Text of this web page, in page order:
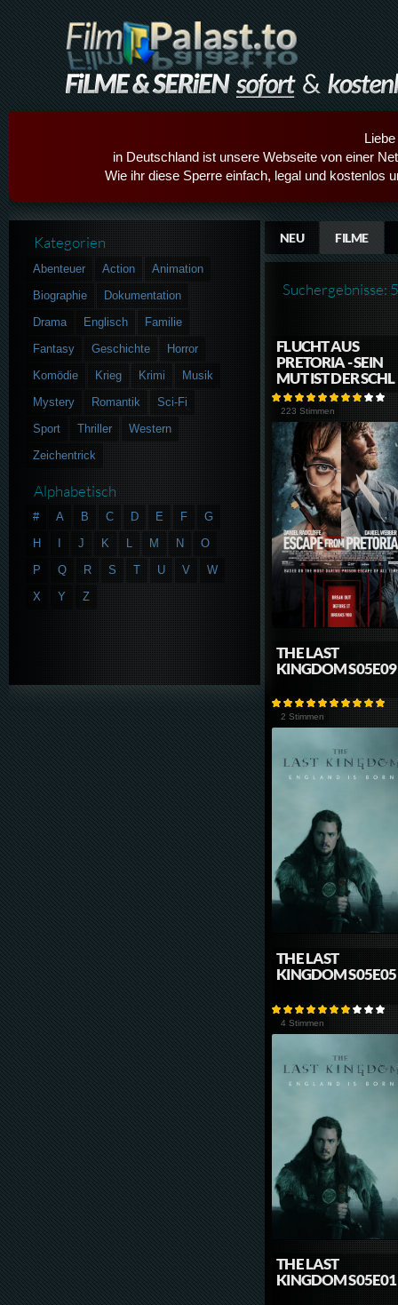
in Deutschland ist unsere Webseite von einer
Wie ihr diese Sperre einfach, legal und kostenlos
NEU FILME
Suchergebnisse:
FLUCHT AUS
PRETORIA - SEIN
MUT IST DER SCHL
223 Stimmen
THE LAST
KINGDOM S05E09
2 Stimmen
THE LAST
KINGDOM S05E05
4 Stimmen
THE LAST
KINGDOM S05E01
Kategorien
Abenteuer Action
Animation
Biographie
Dokumentation
Drama
Englisch
Familie
Fantasy
Geschichte
Horror
Komödie
Krieg Krimi
Musik
Mystery
Romantik
Sci-Fi
Sport
Thriller
Western
Zeichentrick
Alphabetisch
# A B C D E F
G
H
J K L M N
O
P
Q R S T U V
W
X
Y Z